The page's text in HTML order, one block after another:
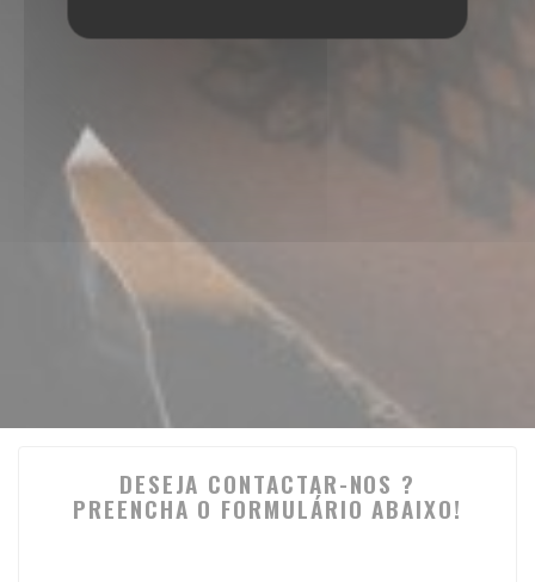
DESEJA CONTACTAR-NOS ?
PREENCHA O FORMULÁRIO ABAIXO!